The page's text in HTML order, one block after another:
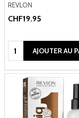
REVLON
CHF19.95
Quantité:AJOUTER AU